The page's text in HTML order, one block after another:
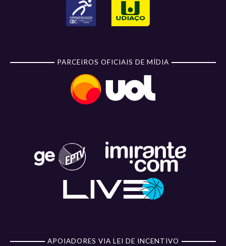
PARCEIROS OFICIAIS DE MÍDIA
APOIADORES VIA LEI DE INCENTIVO